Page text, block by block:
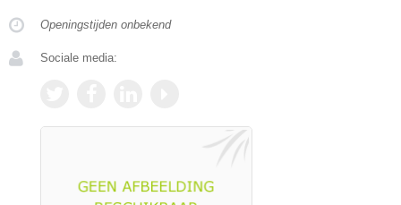
Openingstijden onbekend
Sociale media: